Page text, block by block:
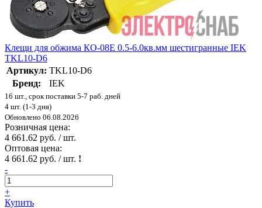
Клещи для обжима КО-08Е 0.5-6.0кв.мм шестигранные IEK
TKL10-D6
Артикул: TKL10-D6
Бренд:
IEK
16 шт., срок поставки 5-7 раб. дней
4 шт. (1-3 дня)
Обновлено 06.08.2026
Розничная цена:
4 661.62 руб. / шт.
Оптовая цена:
4 661.62 руб. / шт. !
-
+
Купить